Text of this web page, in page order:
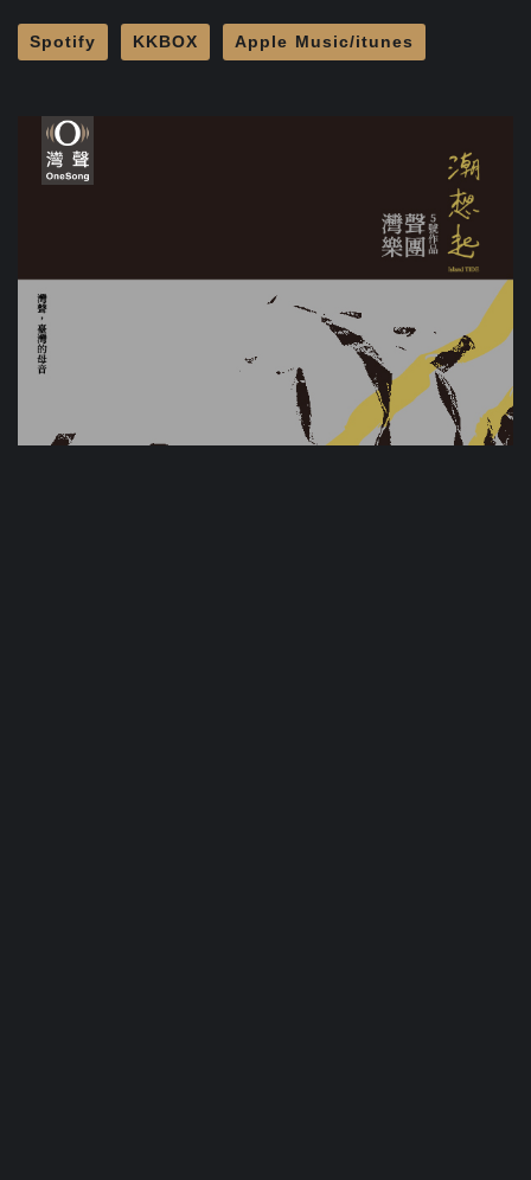
Spotify KKBOX Apple Music/itunes